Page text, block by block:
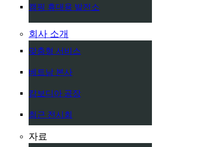
캠핑 휴대용 발전소
회사 소개
맞춤형 서비스
베트남 본사
캄보디아 공장
최근 전시회
자료